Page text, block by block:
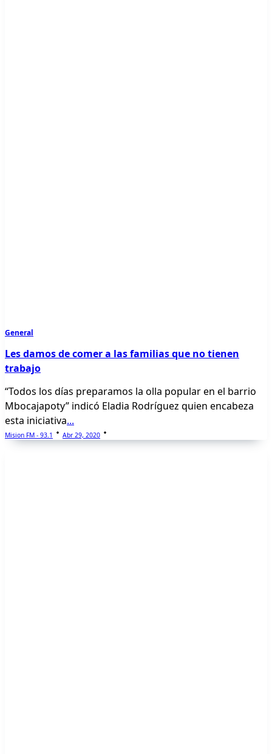
General
Les damos de comer a las familias que no tienen
trabajo
“Todos los días preparamos la olla popular en el barrio
Mbocajapoty” indicó Eladia Rodríguez quien encabeza
esta iniciativa...
Mision FM - 93.1 Abr 29, 2020